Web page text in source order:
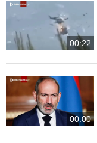
00:22
00:00